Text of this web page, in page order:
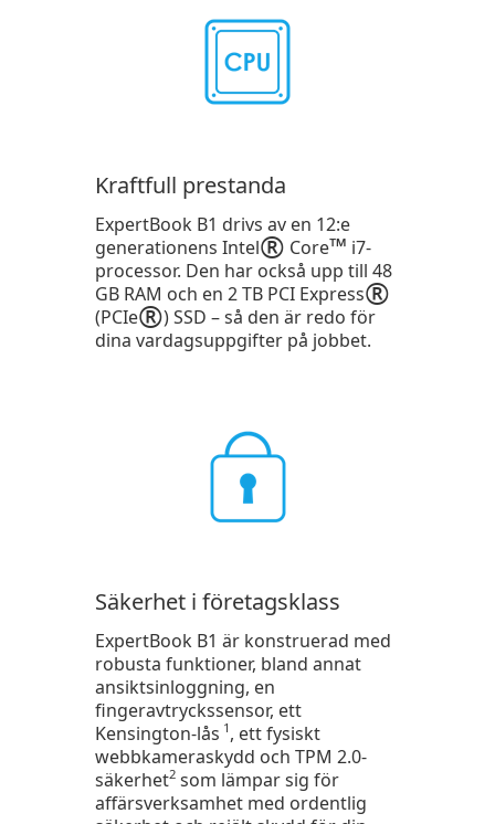
Kraftfull prestanda
ExpertBook B1 drivs av en 12:e
generationens Intel® Core™ i7-
processor. Den har också upp till 48
GB RAM och en 2 TB PCI Express®
(PCIe®) SSD – så den är redo för
dina vardagsuppgifter på jobbet.
Säkerhet i företagsklass
ExpertBook B1 är konstruerad med
robusta funktioner, bland annat
ansiktsinloggning, en
fingeravtryckssensor, ett
Kensington-lås 1 , ett fysiskt
webbkameraskydd och TPM 2.0-
säkerhet2 som lämpar sig för
affärsverksamhet med ordentlig